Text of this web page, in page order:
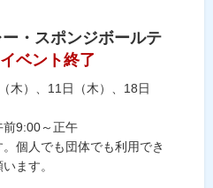
・スポンジボールテ
イベント終了
木）、11日（木）、18日
9:00～正午
個人でも団体でも利用でき
ます。